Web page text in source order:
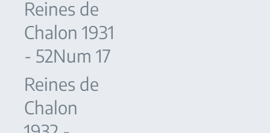
Reines de
Chalon 1931
- 52Num 17
Reines de
Chalon